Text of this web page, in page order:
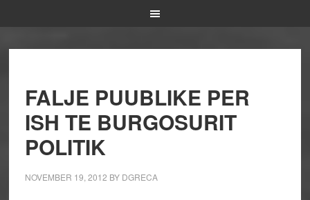
FALJE PUUBLIKE PER
ISH TE BURGOSURIT
POLITIK
NOVEMBER 19, 2012 BY DGRECA